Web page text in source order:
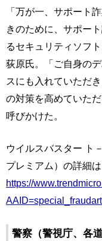
「万が一、サポート
きのために、サポー
るセキュリティソフ
荻原氏。「ご自身の
スにも入れていただ
の対策を高めていた
呼びかけた。
ウイルスバスター ト
プレミアム）の詳細
https://
警察（警視庁、各